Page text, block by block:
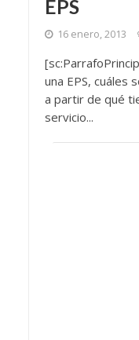
EPS
16 enero, 2013
una EPS, cuáles
a partir de qué
servicio...